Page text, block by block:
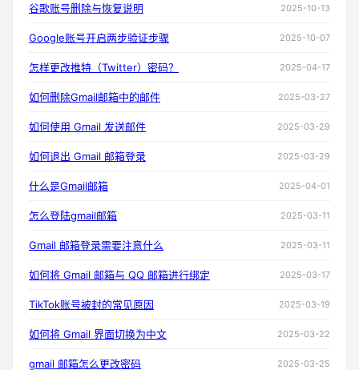
谷歌账号删除与恢复说明 2025-10-13
Google账号开启两步验证步骤 2025-10-07
怎样更改推特（Twitter）密码？ 2025-04-17
如何删除Gmail邮箱中的邮件 2025-03-27
如何使用 Gmail 发送邮件 2025-03-29
如何退出 Gmail 邮箱登录 2025-03-29
什么是Gmail邮箱 2025-04-01
怎么登陆gmail邮箱 2025-03-11
Gmail 邮箱登录需要注意什么 2025-03-11
如何将 Gmail 邮箱与 QQ 邮箱进行绑定 2025-03-17
TikTok账号被封的常见原因 2025-03-19
如何将 Gmail 界面切换为中文 2025-03-22
gmail 邮箱怎么更改密码 2025-03-25